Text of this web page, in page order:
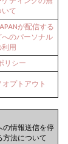
て
が配信する
へのパーソナル
用
リシー
プトアウト
の情報送信を停
方法について